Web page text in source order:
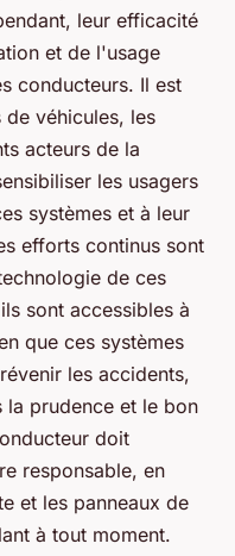
leur efficacité
et de l'usage
conducteurs. Il est
de véhicules, les
acteurs de la
les usagers
systèmes et à leur
efforts continus sont
de ces
sont accessibles à
que ces systèmes
les accidents,
la prudence et le bon
doit
responsable, en
et les panneaux de
à tout moment.